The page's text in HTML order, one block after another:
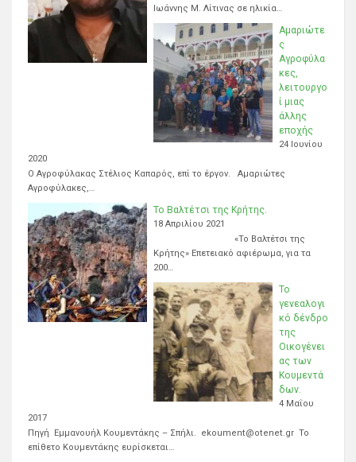
Ιωάννης Μ. Λίτινας σε ηλικία…
Αμαριώτε
ς
Αγροφύλα
κες,
λειτουργο
ί μιας
άλλης
εποχής
24 Ιουνίου
2020
Ο Αγροφύλακας Στέλιος Καπαρός, επί το έργον. Αμαριώτες
Αγροφύλακες,…
Το Βαλτέτσι της Κρήτης.
18 Απριλίου 2021
«Το Βαλτέτσι της
Κρήτης» Επετειακό αφιέρωμα, για τα
200…
Το
γενεαλογι
κό δένδρο
της
Οικογένει
ας των
Κουμεντά
δων.
4 Μαΐου
2017
Πηγή Εμμανουήλ Κουμεντάκης – Σπήλι. ekoument@otenet.gr Το
επίθετο Κουμεντάκης ευρίσκεται…